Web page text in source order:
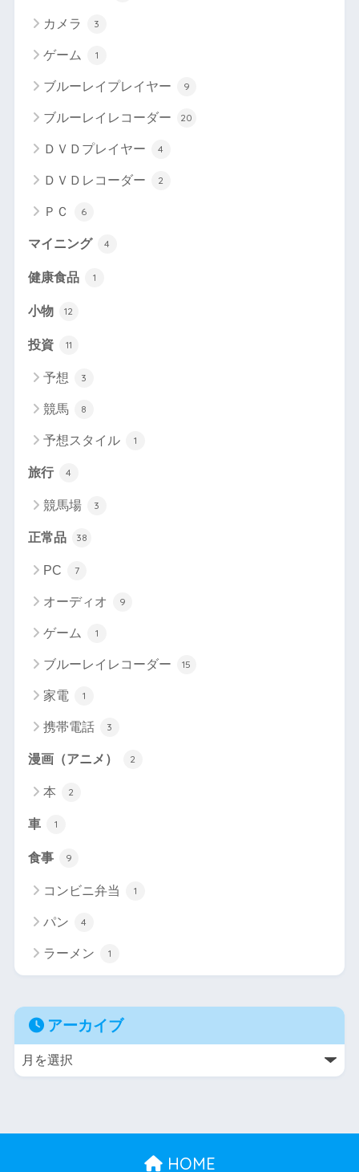
カメラ 3
ゲーム 1
ブルーレイプレイヤー 9
ブルーレイレコーダー 20
ＤＶＤプレイヤー 4
ＤＶＤレコーダー 2
ＰＣ 6
マイニング 4
健康食品 1
小物 12
投資 11
予想 3
競馬 8
予想スタイル 1
旅行 4
競馬場 3
正常品 38
PC 7
オーディオ 9
ゲーム 1
ブルーレイレコーダー 15
家電 1
携帯電話 3
漫画（アニメ） 2
本 2
車 1
食事 9
コンビニ弁当 1
パン 4
ラーメン 1
アーカイブ
HOME